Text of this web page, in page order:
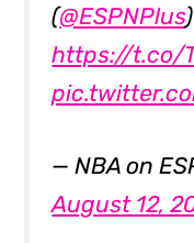
(@ESPNPlus)
https://t.co/
— NBA on
August 12,